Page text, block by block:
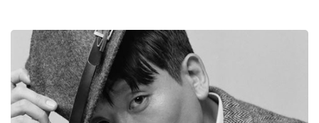
s works were recognized for their symbolic value in promoting world peace. H
is works were donated to 22 UN member states, including the United States,
United Kingdom, China, Russia, Germany, Switzerland, Japan, Norway, Italy, Ca
nada, Mexico, Venezuela, Brazil, Sweden, Argentina, Australia, Austria, Israel,
Mongolia, Poland, Finland, and the South Korean Mission, where they are perm
anently exhibited and stored. Additionally, after the division of the Korean Pen
아니라 정치 및 금융계의 유명 인물들에 대한 초상화를 그린 바 있으며, 그의 작품은
독특한 초현실적 기법과 그 뛰어난 예술성으로 인정받고 있습니다. Nationality : Re
public of Korea(Born in 1954) Career - Invitational Exhibition of Korean-Japan
ese Exchange Writers - Indonesian Minister of Culture Invitational Exhibition -
Hanyang Art Competition Special Selection - Japan Culture Promotion Agenc
y Recommended Artist - Kyung-In Art Museum Solo Exhibition (2nd time) - Shi